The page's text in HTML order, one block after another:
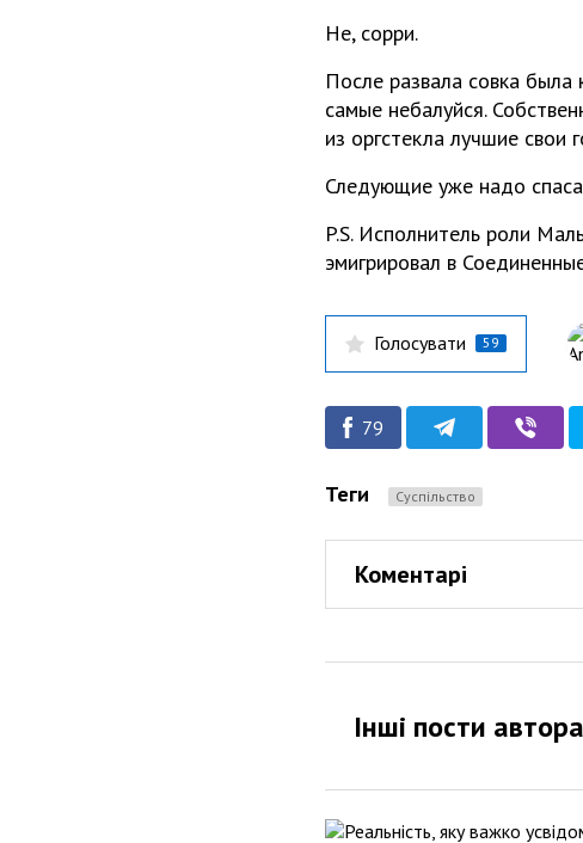
Не, сорри.
После развала совка
самые небалуйся.
из оргстекла лучшие свои
Следующие уже надо
P.S. Исполнитель роли
эмигрировал в
Голосувати 59
79
Теги Суспільство
Коментарі
Інші пости автора